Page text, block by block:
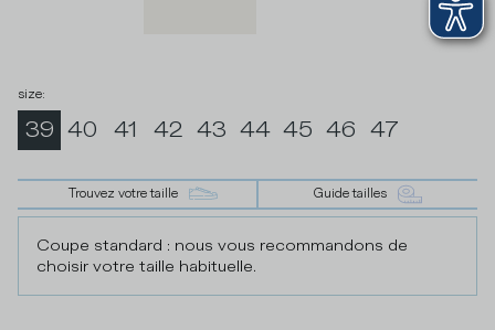
size:
39 40 41 42 43 44 45 46 47
Trouvez votre taille Guide tailles
Coupe standard : nous vous recommandons de
choisir votre taille habituelle.